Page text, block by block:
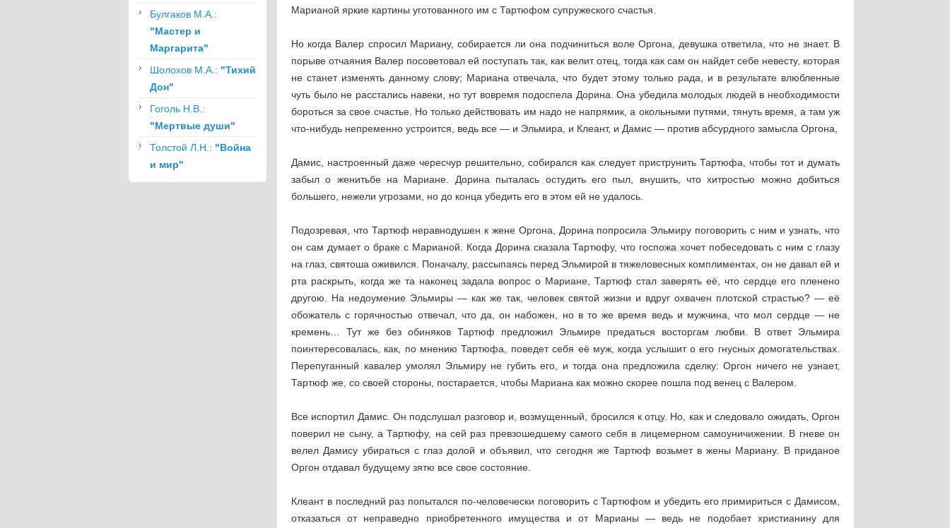
Булгаков М.А.:
"Мастер и
Маргарита"
Шолохов М.А.: "Тихий
Дон"
Гоголь Н.В.:
"Мертвые души"
Толстой Л.Н.: "Война
и мир"
Марианой яркие картины уготованного им с Тартюфом супружеского счастья.
Но когда Валер спросил Мариану, собирается ли она подчиниться воле Оргона, девушка ответила, что не знает. В
порыве отчаяния Валер посоветовал ей поступать так, как велит отец, тогда как сам он найдет себе невесту, которая
не станет изменять данному слову; Мариана отвечала, что будет этому только рада, и в результате влюбленные
чуть было не расстались навеки, но тут вовремя подоспела Дорина. Она убедила молодых людей в необходимости
бороться за свое счастье. Но только действовать им надо не напрямик, а окольными путями, тянуть время, а там уж
что-нибудь непременно устроится, ведь все — и Эльмира, и Клеант, и Дамис — против абсурдного замысла Оргона,
Дамис, настроенный даже чересчур решительно, собирался как следует приструнить Тартюфа, чтобы тот и думать
забыл о женитьбе на Мариане. Дорина пыталась остудить его пыл, внушить, что хитростью можно добиться
большего, нежели угрозами, но до конца убедить его в этом ей не удалось.
Подозревая, что Тартюф неравнодушен к жене Оргона, Дорина попросила Эльмиру поговорить с ним и узнать, что
он сам думает о браке с Марианой. Когда Дорина сказала Тартюфу, что госпожа хочет побеседовать с ним с глазу
на глаз, святоша оживился. Поначалу, рассыпаясь перед Эльмирой в тяжеловесных комплиментах, он не давал ей и
рта раскрыть, когда же та наконец задала вопрос о Мариане, Тартюф стал заверять её, что сердце его пленено
другою. На недоумение Эльмиры — как же так, человек святой жизни и вдруг охвачен плотской страстью? — её
обожатель с горячностью отвечал, что да, он набожен, но в то же время ведь и мужчина, что мол сердце — не
кремень… Тут же без обиняков Тартюф предложил Эльмире предаться восторгам любви. В ответ Эльмира
поинтересовалась, как, по мнению Тартюфа, поведет себя её муж, когда услышит о его гнусных домогательствах.
Перепуганный кавалер умолял Эльмиру не губить его, и тогда она предложила сделку: Оргон ничего не узнает,
Тартюф же, со своей стороны, постарается, чтобы Мариана как можно скорее пошла под венец с Валером.
Все испортил Дамис. Он подслушал разговор и, возмущенный, бросился к отцу. Но, как и следовало ожидать, Оргон
поверил не сыну, а Тартюфу, на сей раз превзошедшему самого себя в лицемерном самоуничижении. В гневе он
велел Дамису убираться с глаз долой и объявил, что сегодня же Тартюф возьмет в жены Мариану. В приданое
Оргон отдавал будущему зятю все свое состояние.
Клеант в последний раз попытался по-человечески поговорить с Тартюфом и убедить его примириться с Дамисом,
отказаться от неправедно приобретенного имущества и от Марианы — ведь не подобает христианину для